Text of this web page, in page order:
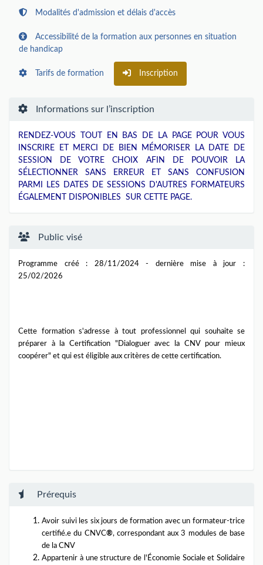
Modalités d'admission et délais d'accès
Accessibilité de la formation aux personnes en situation
de handicap
Tarifs de formation Inscription
Informations sur l’inscription
RENDEZ-VOUS TOUT EN BAS DE LA PAGE POUR VOUS
INSCRIRE ET MERCI DE BIEN MÉMORISER LA DATE DE
SESSION DE VOTRE CHOIX AFIN DE POUVOIR LA
SÉLECTIONNER SANS ERREUR ET SANS CONFUSION
PARMI LES DATES DE SESSIONS D'AUTRES FORMATEURS
ÉGALEMENT DISPONIBLES SUR CETTE PAGE.
Public visé
Programme créé : 28/11/2024 - dernière mise à jour :
25/02/2026
Cette formation s'adresse à tout professionnel qui souhaite se
préparer à la Certification " Dialoguer avec la CNV pour mieux
coopérer" et qui est éligible aux critères de cette certification.
Prérequis
Avoir suivi les six jours de formation avec un formateur-trice
certifié.e du CNVC®, correspondant aux 3 modules de base
de la CNV
Appartenir à une structure de l'Économie Sociale et Solidaire